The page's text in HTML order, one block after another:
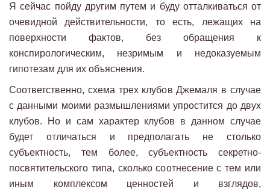
Я сейчас пойду другим путем и буду отталкиваться от
очевидной действительности, то есть, лежащих на
поверхности фактов, без обращения к
конспирологическим, незримым и недоказуемым
гипотезам для их объяснения.
Соответственно, схема трех клубов Джемаля в случае
с данными моими размышлениями упростится до двух
клубов. Но и сам характер клубов в данном случае
будет отличаться и предполагать не столько
субъектность, тем более, субъектность секретно-
посвятительского типа, сколько соотнесение с тем или
иным комплексом ценностей и взглядов,